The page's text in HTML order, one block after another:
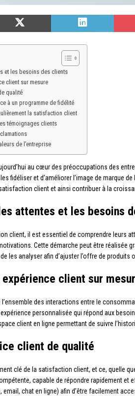
et les besoins des clients
client sur mesure
qualité
à un programme de fidélité
la satisfaction client
témoignages clients
de l’entreprise
au cœur des préoccupations des
fidéliser et d’améliorer l’image de marque
client et ainsi contribuer à la
attentes et les besoins
client, il est essentiel de comprendre leurs
Cette démarche peut être
les analyser afin d’ajuster l’offre de produits
expérience client sur
l’ensemble des interactions entre le
personnalisée qui répond aux
client en ligne permettant de suivre
client de qualité
clé de la satisfaction client, et ce, quelle
capable de répondre rapidement
chat en ligne) afin d’être facilement